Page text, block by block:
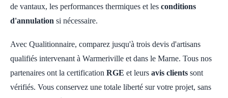
de vantaux, les performances thermiques et les conditions
d'annulation si nécessaire.
Avec Qualitionnaire, comparez jusqu'à trois devis d'artisans
qualifiés intervenant à Warmeriville et dans le Marne. Tous nos
partenaires ont la certification RGE et leurs avis clients sont
vérifiés. Vous conservez une totale liberté sur votre projet, sans